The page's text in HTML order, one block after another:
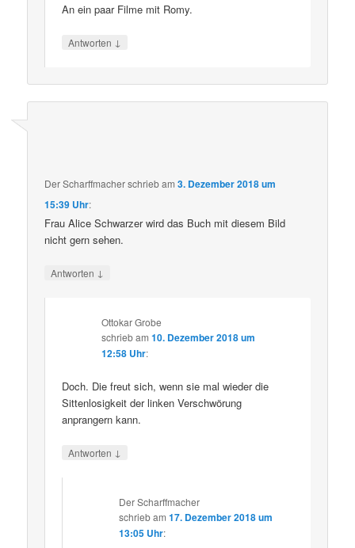
An ein paar Filme mit Romy.
Antworten ↓
Der Scharffmacherschriebam3. Dezember 2018 um
15:39 Uhr:
Frau Alice Schwarzer wird das Buch mit diesem Bild
nicht gern sehen.
Antworten ↓
Ottokar Grobe
schriebam10. Dezember 2018 um
12:58 Uhr:
Doch. Die freut sich, wenn sie mal wieder die
Sittenlosigkeit der linken Verschwörung
anprangern kann.
Antworten ↓
Der Scharffmacher
schriebam17. Dezember 2018 um
13:05 Uhr: